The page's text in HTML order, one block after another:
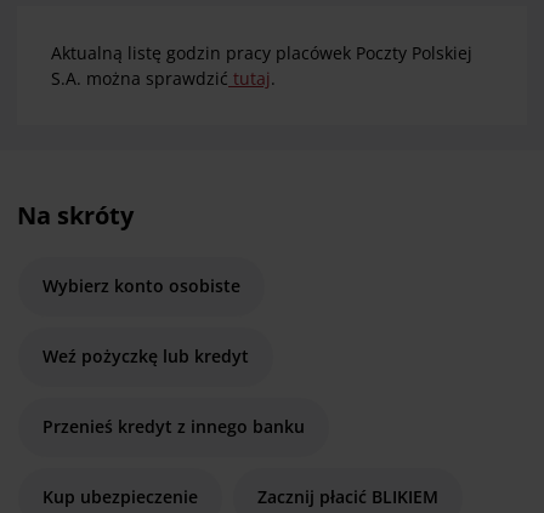
Aktualną listę godzin pracy placówek Poczty Polskiej
S.A. można sprawdzić tutaj.
Na skróty
Wybierz konto osobiste
Weź pożyczkę lub kredyt
Przenieś kredyt z innego banku
Kup ubezpieczenie Zacznij płacić BLIKIEM